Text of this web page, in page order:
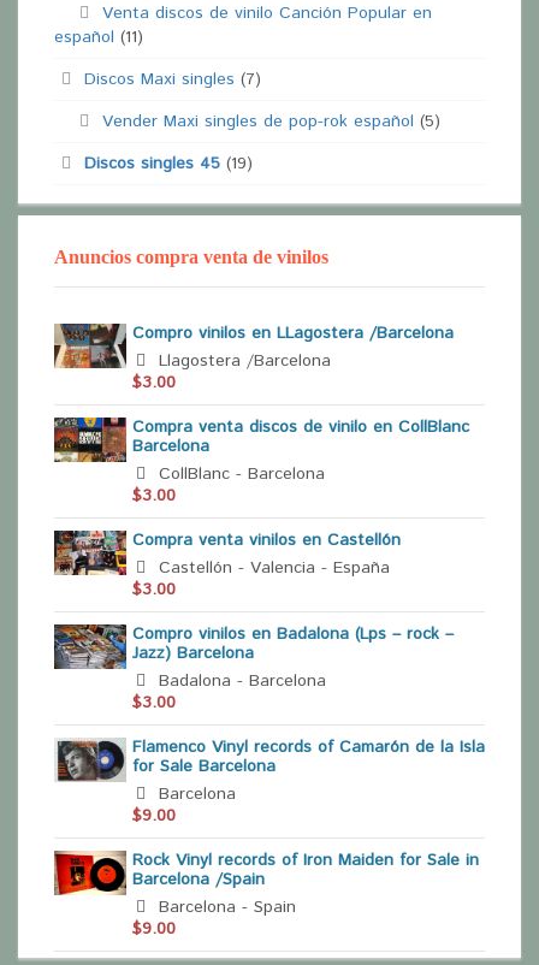
Venta discos de vinilo Canción Popular en
español (11)
Discos Maxi singles (7)
Vender Maxi singles de pop-rok español (5)
Discos singles 45(19)
Anuncios compra venta de vinilos
Compro vinilos en LLagostera /Barcelona
Llagostera /Barcelona
$3.00
Compra venta discos de vinilo en CollBlanc
Barcelona
CollBlanc - Barcelona
$3.00
Compra venta vinilos en Castellón
Castellón - Valencia - España
$3.00
Compro vinilos en Badalona (Lps – rock –
Jazz) Barcelona
Badalona - Barcelona
$3.00
Flamenco Vinyl records of Camarón de la Isla
for Sale Barcelona
Barcelona
$9.00
Rock Vinyl records of Iron Maiden for Sale in
Barcelona /Spain
Barcelona - Spain
$9.00